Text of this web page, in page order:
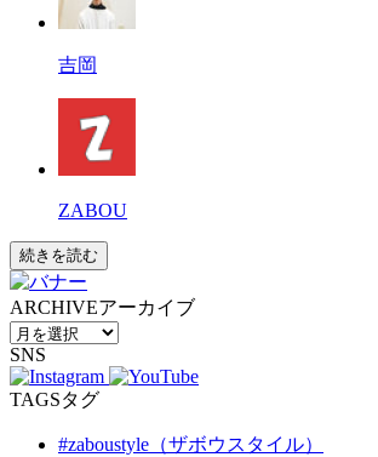
吉岡
ZABOU
続きを読む
ARCHIVEアーカイブ
SNS
TAGSタグ
#zaboustyle（ザボウスタイル）